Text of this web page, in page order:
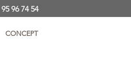
96 74 54
CONCEPT